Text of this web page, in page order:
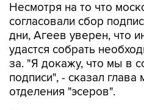
Несмотря на то что
согласовали сбор
дни, Агеев уверен, что
удастся собрать
за. "Я докажу, что мы в
подписи", - сказал глава
отделения "эсеров".